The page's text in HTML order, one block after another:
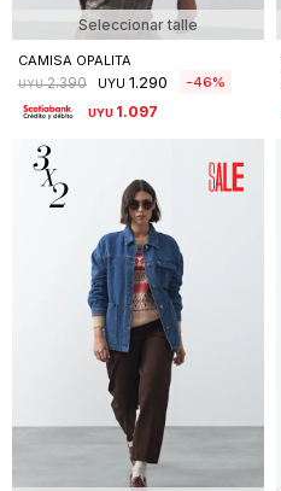
Seleccionar talle
CAMISA OPALITA
UYU 2.390 UYU 1.290 46
UYU 1.097